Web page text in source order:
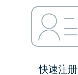
快速注册